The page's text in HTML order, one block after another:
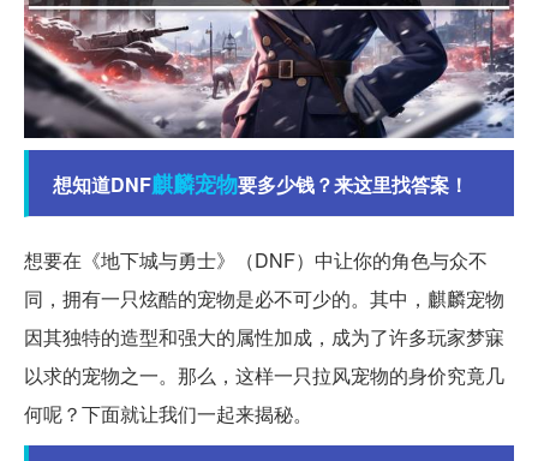
想知道DNF麒麟宠物要多少钱？来这里找答案！
想要在《地下城与勇士》（DNF）中让你的角色与众不
同，拥有一只炫酷的宠物是必不可少的。其中，麒麟宠物
因其独特的造型和强大的属性加成，成为了许多玩家梦寐
以求的宠物之一。那么，这样一只拉风宠物的身价究竟几
何呢？下面就让我们一起来揭秘。